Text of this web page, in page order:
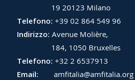
19 20123 Milano
Telefono: +39 02 864 549 96
Indirizzo: Avenue Molière,
184, 1050 Bruxelles
Telefono: +32 2 6537913
Email:
amfitalia@amfitalia.org